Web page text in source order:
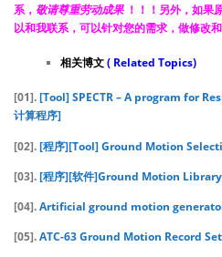
系， 敬请尊重劳动成果！！！ 另外，如果
以和我联系，可以针对您的需求，做修改和
相关博文( Related Topics)
[01].[Tool] SPECTR – A program for
计算程序]
[02].[程序][Tool] Ground Motion
[03].[程序][软件]Ground Motion Library
[04].Artificial ground motion
[05].ATC-63 Ground Motion Record